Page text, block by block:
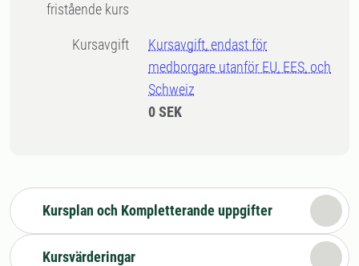
fristående kurs
Kursavgift
Kursavgift, endast för
medborgare utanför EU, EES, och
Schweiz
0 SEK
Kursplan och Kompletterande uppgifter
Kursvärderingar